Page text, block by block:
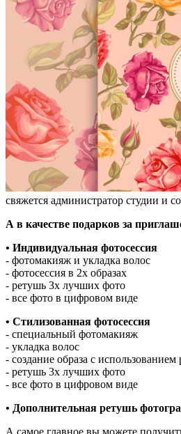
свяжется администратор студии и
А в качестве подарков за
• Индивидуальная фотосессия
- фотомакияж и укладка волос
- фотосессия в 2х образах
- ретушь 3х лучших фото
- все фото в цифровом виде
• Стилизованная фотосессия
- специальный фотомакияж
- укладка волос
- создание образа с использованием
- ретушь 3х лучших фото
- все фото в цифровом виде
• Дополнительная ретушь